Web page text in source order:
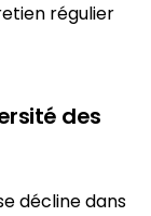
régulier
des
décline dans